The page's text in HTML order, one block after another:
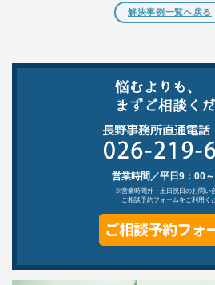
解決事例一覧へ戻る
営業時間／平日9：00
※営業時間外・土日祝日のお問い
ご相談予約フォームをご利用く